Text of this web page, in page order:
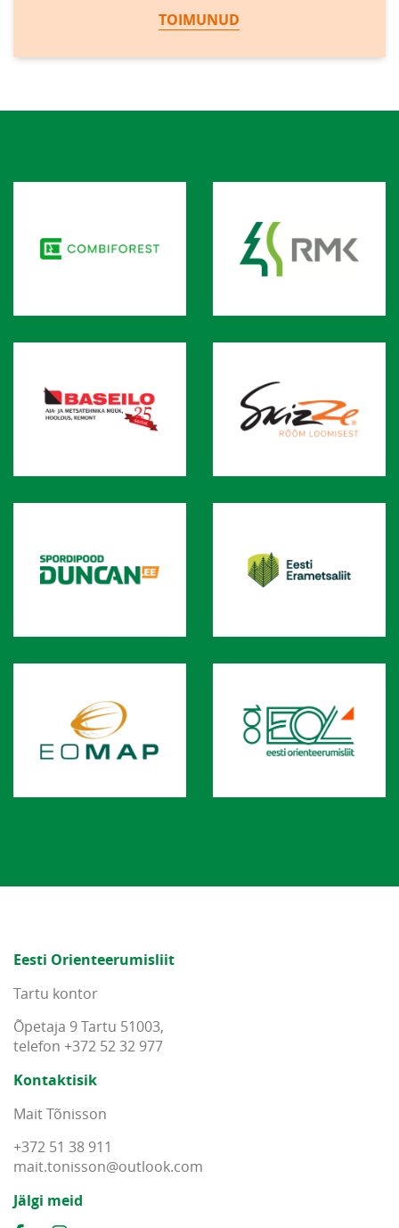
TOIMUNUD
Eesti Orienteerumisliit
Tartu kontor
Õpetaja 9 Tartu 51003,
telefon +372 52 32 977
Kontaktisik
Mait Tõnisson
+372 51 38 911
mait.tonisson@outlook.com
Jälgi meid